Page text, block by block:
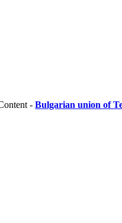
-Bulgarian union of